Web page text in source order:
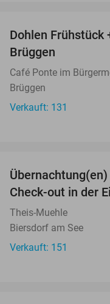
Dohlen Frühstück
Brüggen
Café Ponte im
Brüggen
Verkauft: 131
Check-out in der
Theis-Muehle
Biersdorf am See
Verkauft: 151